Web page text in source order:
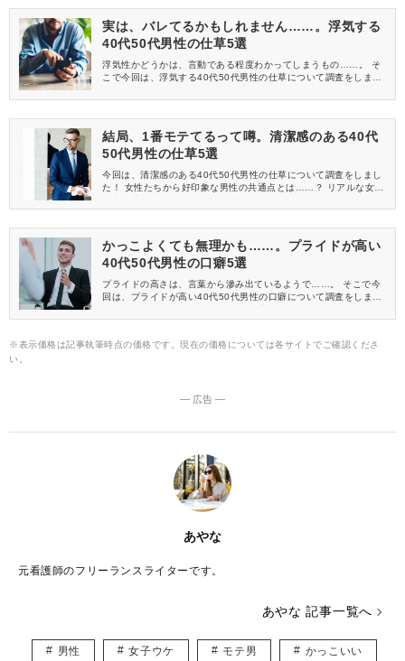
実は、バレてるかもしれません……。浮気する
40代50代男性の仕草5選
浮気性かどうかは、言動である程度わかってしまうもの……。 そ
こで今回は、浮気する40代50代男性の仕草について調査をしまし
結局、1番モテてるって噂。清潔感のある40代
50代男性の仕草5選
今回は、清潔感のある40代50代男性の仕草について調査をしまし
た！ 女性たちから好印象な男性の共通点とは……？ リアルな女性
かっこよくても無理かも……。プライドが高い
40代50代男性の口癖5選
プライドの高さは、言葉から滲み出ているようで……。 そこで今
回は、プライドが高い40代50代男性の口癖について調査をしまし
※表示価格は記事執筆時点の価格です。現在の価格については各サイトでご確認くださ
い。
― 広告 ―
あやな
元看護師のフリーランスライターです。
あやな 記事一覧へ
男性 女子ウケ モテ男 かっこいい